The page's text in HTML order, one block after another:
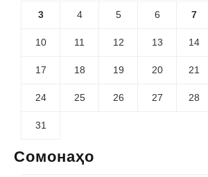
3 4 5 6 7
10 11 12 13 14
17 18 19 20 21
24 25 26 27 28
31
Сомонаҳо